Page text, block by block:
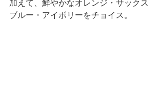
加えて、鮮やかなオレンジ・サックス
ブルー・アイボリーをチョイス。